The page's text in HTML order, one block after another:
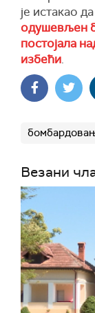
је истакао
одушевљен
постојала
избећи.
Везани